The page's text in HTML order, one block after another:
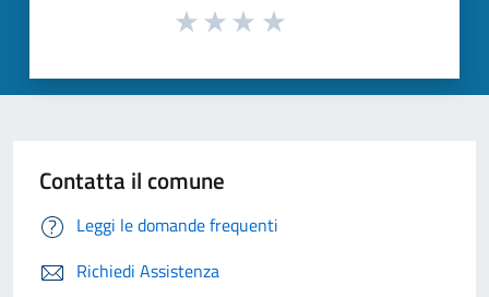
Contatta il comune
Leggi le domande frequenti
Richiedi Assistenza